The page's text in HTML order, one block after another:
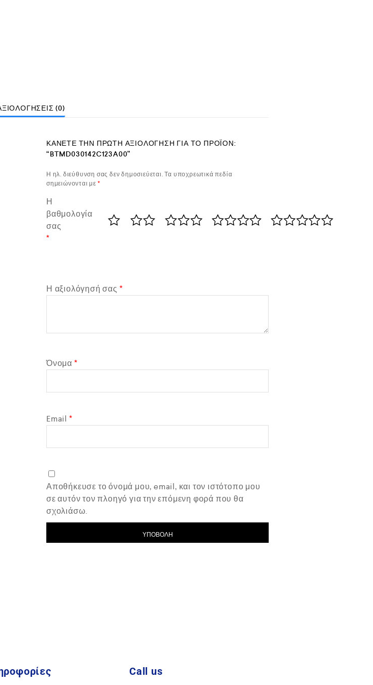
(0)
ΚΆΝΕΤΕ ΤΗΝ ΠΡΏΤΗ ΑΞΙΟΛΌΓΗΣΗ ΓΙΑ ΤΟ ΠΡΟΪΌΝ:
“BTMD030142C123A00”
Η ηλ. διεύθυνση σας δεν δημοσιεύεται. Τα υποχρεωτικά πεδία
σημειώνονται με *
Η
βαθμολογία
σας
*
Η αξιολόγησή σας *
Όνομα *
Email *
Αποθήκευσε το όνομά μου, email, και τον ιστότοπο μου
σε αυτόν τον πλοηγό για την επόμενη φορά που θα
σχολιάσω.
Call us